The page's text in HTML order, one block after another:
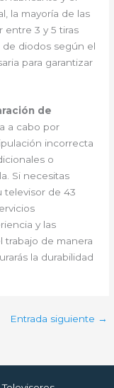
la mayoría de las
entre 3 y 5 tiras
de diodos según el
para garantizar
de
a cabo por
incorrecta
o
Si necesitas
televisor de 43
y las
trabajo de manera
la durabilidad
Entrada siguiente →